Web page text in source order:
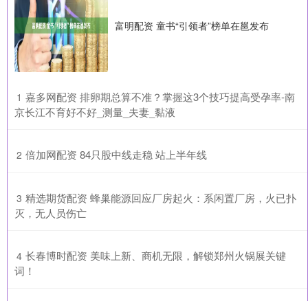
富明配资 童书“引领者”榜单在邕发布
1 ​嘉多网配资 排卵期总算不准？掌握这3个技巧提高受孕率-南
京长江不育好不好_测量_夫妻_黏液
2 ​倍加网配资 84只股中线走稳 站上半年线
3 ​精选期货配资 蜂巢能源回应厂房起火：系闲置厂房，火已扑
灭，无人员伤亡
4 ​长春博时配资 美味上新、商机无限，解锁郑州火锅展关键
词！